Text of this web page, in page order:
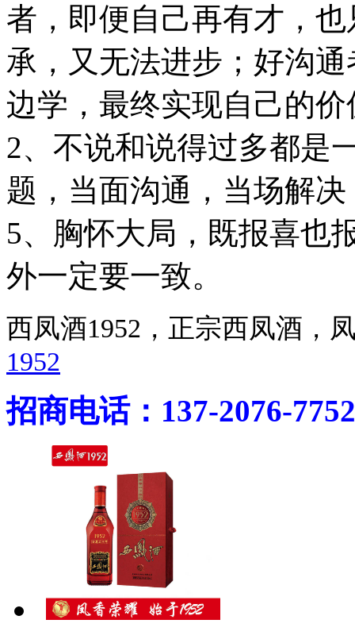
者，即便自己再有才，
承，又无法进步；好沟
边学，最终实现自己的
2、不说和说得过多都是
题，当面沟通，当场解
5、胸怀大局，既报喜也
外一定要一致。
西凤酒1952，正宗西凤酒
1952
招商电话：137-2076-7752